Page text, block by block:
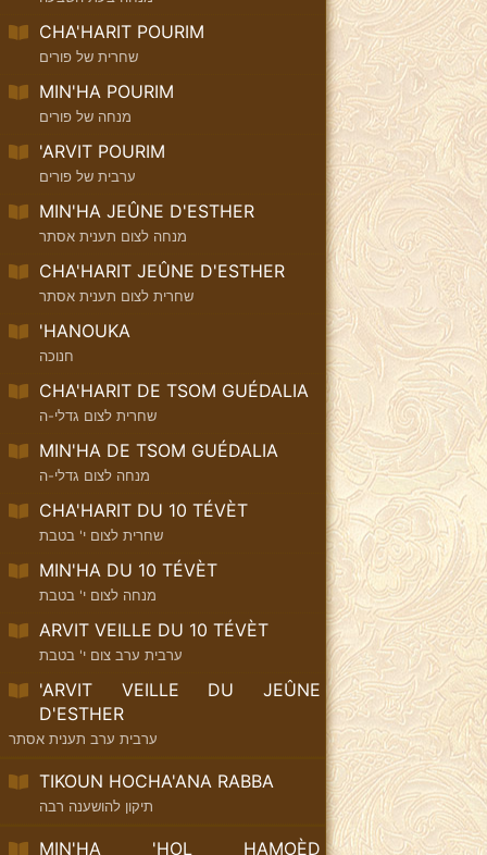
CHA'HARIT POURIM
שחרית של פורים
MIN'HA POURIM
מנחה של פורים
'ARVIT POURIM
ערבית של פורים
MIN'HA JEÛNE D'ESTHER
מנחה לצום תענית אסתר
CHA'HARIT JEÛNE D'ESTHER
שחרית לצום תענית אסתר
'HANOUKA
חנוכה
CHA'HARIT DE TSOM GUÉDALIA
שחרית לצום גדלי-ה
MIN'HA DE TSOM GUÉDALIA
מנחה לצום גדלי-ה
CHA'HARIT DU 10 TÉVÈT
שחרית לצום י' בטבת
MIN'HA DU 10 TÉVÈT
מנחה לצום י' בטבת
ARVIT VEILLE DU 10 TÉVÈT
ערבית ערב צום י' בטבת
'ARVIT VEILLE DU JEÛNE
D'ESTHER
ערבית ערב תענית אסתר
TIKOUN HOCHA'ANA RABBA
תיקון להושענה רבה
MIN'HA 'HOL HAMOÈD